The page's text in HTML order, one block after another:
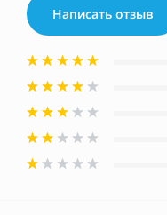
Написать отзыв